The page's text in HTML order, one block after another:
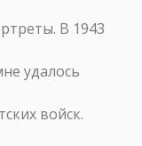
В 1943
удалось
войск.